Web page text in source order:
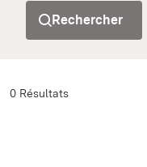
Rechercher
0 Résultats